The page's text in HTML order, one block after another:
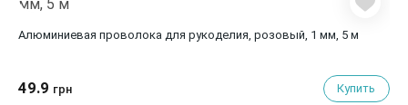
Алюминиевая проволока для рукоделия, розовый, 1 мм, 5 м
49.9 грн Купить